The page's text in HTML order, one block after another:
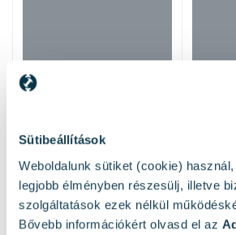
Sütibeállítások
Weboldalunk sütiket (cookie)
legjobb élményben részesülj, illetve
szolgáltatások ezek nélkül
Bővebb információkért olvasd el az